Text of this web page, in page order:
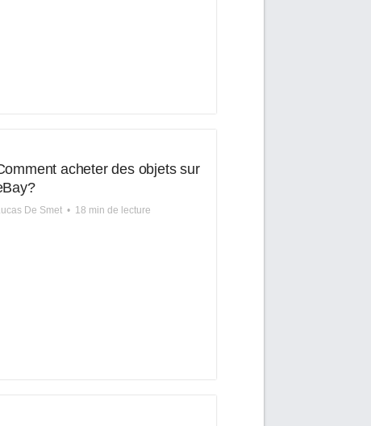
acheter des objets sur
De Smet • 18 min de lecture